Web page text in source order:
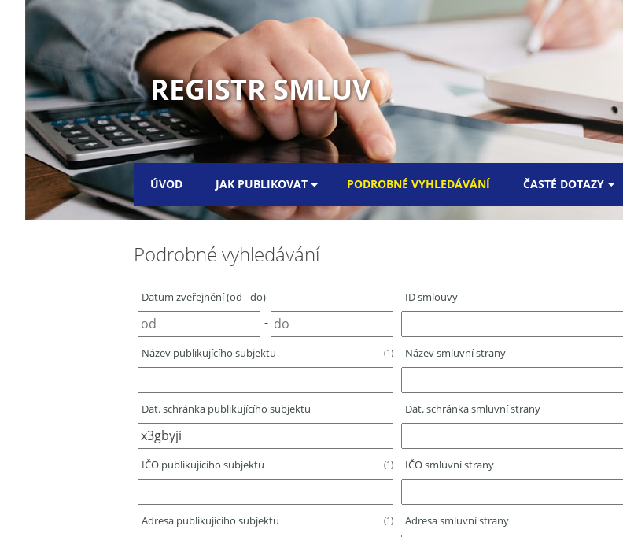
REGISTR SMLUV
ÚVOD JAK PUBLIKOVAT PODROBNÉ VYHLEDÁVÁNÍ ČASTÉ DOTAZY
Podrobné vyhledávání
Datum zveřejnění (od - do)
-
Název publikujícího subjektu (1)
Dat. schránka publikujícího subjektu
IČO publikujícího subjektu (1)
Adresa publikujícího subjektu (1)
ID smlouvy
Název smluvní strany
Dat. schránka smluvní strany
IČO smluvní strany
Adresa smluvní strany